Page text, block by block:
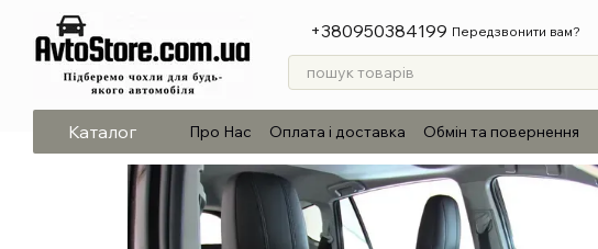
Перейти до основного контенту
+380950384199 Передзвонити вам?
Каталог Про Нас Оплата і доставка Обмін та повернення